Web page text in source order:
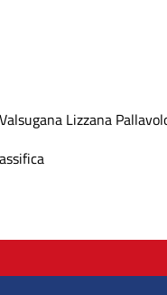
Lizzana